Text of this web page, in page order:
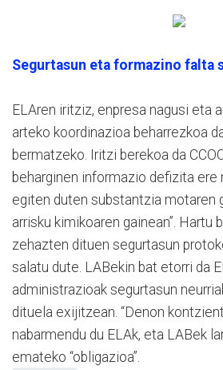
Segurtasun eta formazino falta
ELAren iritziz, enpresa nagusi eta
arteko koordinazioa beharrezkoa
bermatzeko. Iritzi berekoa da
beharginen informazio defizita ere
egiten duten substantzia motaren
arrisku kimikoaren gainean”. Hartu
zehazten dituen segurtasun
salatu dute. LABekin bat etorri da
administrazioak segurtasun
dituela exijitzean. “Denon
nabarmendu du ELAk, eta LABek
emateko “obligazioa”.